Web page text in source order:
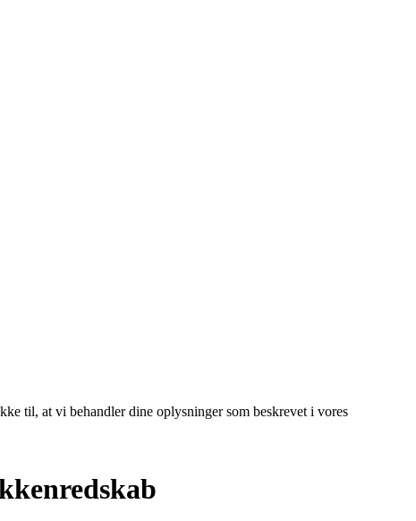
til, at vi behandler dine oplysninger som beskrevet i vores